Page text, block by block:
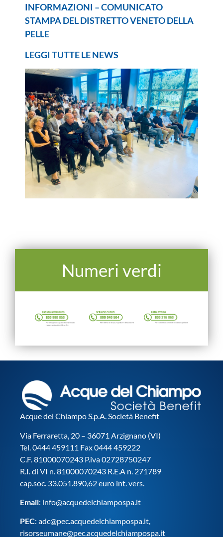
INFORMAZIONI – COMUNICATO
STAMPA DEL DISTRETTO VENETO DELLA
PELLE
LEGGI TUTTE LE NEWS
Numeri verdi
Acque del Chiampo S.p.A. Società Benefit
Via Ferraretta, 20 – 36071 Arzignano (VI)
Tel. 0444 459111 Fax 0444 459222
C.F. 81000070243 P.iva 02728750247
R.I. di VI n. 81000070243 R.E.A n. 271789
cap.soc. 33.051.890,62 euro int. vers.
Email: info@acquedelchiampospa.it
PEC: adc@pec.acquedelchiampospa.it,
risorseumane@pec.acquedelchiampospa.it